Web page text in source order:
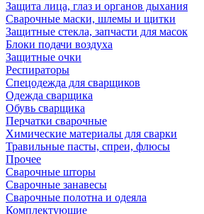
Защита лица, глаз и органов дыхания
Сварочные маски, шлемы и щитки
Защитные стекла, запчасти для масок
Блоки подачи воздуха
Защитные очки
Респираторы
Спецодежда для сварщиков
Одежда сварщика
Обувь сварщика
Перчатки сварочные
Химические материалы для сварки
Травильные пасты, спреи, флюсы
Прочее
Сварочные шторы
Сварочные занавесы
Сварочные полотна и одеяла
Комплектующие